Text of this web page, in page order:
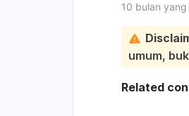
10 bulan yang
umum,
Related